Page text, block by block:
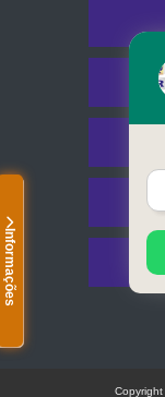
Informações